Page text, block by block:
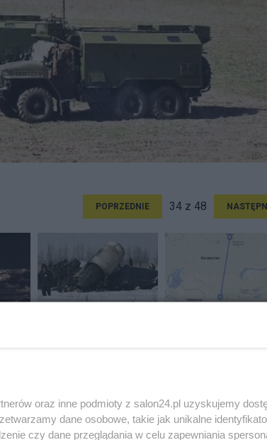
POPRZEDNIE 34 z 48
oraz inne podmioty z salon24.pl uzyskujemy
dane osobowe, takie jak unikalne
czy dane przeglądania w celu zapewniania